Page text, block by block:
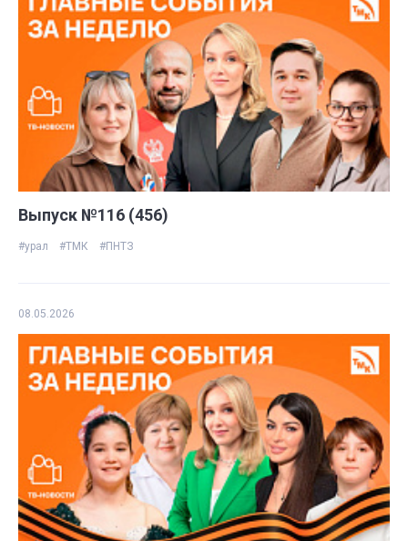
Выпуск №116 (456)
#урал #ТМК #ПНТЗ
08.05.2026